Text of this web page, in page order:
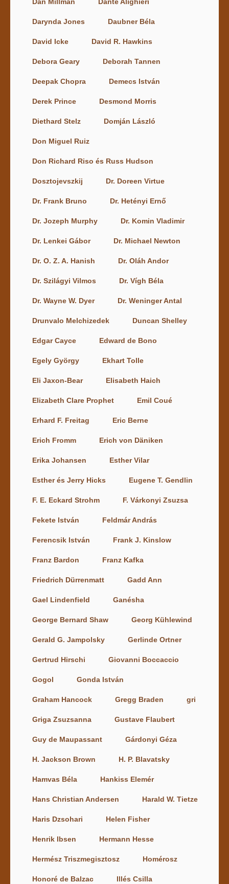
Dan Millman Dante Alighieri
Darynda Jones Daubner Béla
David Icke David R. Hawkins
Debora Geary Deborah Tannen
Deepak Chopra Demecs István
Derek Prince Desmond Morris
Diethard Stelz Domján László
Don Miguel Ruiz
Don Richard Riso és Russ Hudson
Dosztojevszkij Dr. Doreen Virtue
Dr. Frank Bruno Dr. Hetényi Ernő
Dr. Jozeph Murphy Dr. Komin Vladimir
Dr. Lenkei Gábor Dr. Michael Newton
Dr. O. Z. A. Hanish Dr. Oláh Andor
Dr. Szilágyi Vilmos Dr. Vígh Béla
Dr. Wayne W. Dyer Dr. Weninger Antal
Drunvalo Melchizedek Duncan Shelley
Edgar Cayce Edward de Bono
Egely György Ekhart Tolle
Eli Jaxon-Bear Elisabeth Haich
Elizabeth Clare Prophet Emil Coué
Erhard F. Freitag Eric Berne
Erich Fromm Erich von Däniken
Erika Johansen Esther Vilar
Esther és Jerry Hicks Eugene T. Gendlin
F. E. Eckard Strohm F. Várkonyi Zsuzsa
Fekete István Feldmár András
Ferencsik István Frank J. Kinslow
Franz Bardon Franz Kafka
Friedrich Dürrenmatt Gadd Ann
Gael Lindenfield Ganésha
George Bernard Shaw Georg Kühlewind
Gerald G. Jampolsky Gerlinde Ortner
Gertrud Hirschi Giovanni Boccaccio
Gogol Gonda István
Graham Hancock Gregg Braden gri
Griga Zsuzsanna Gustave Flaubert
Guy de Maupassant Gárdonyi Géza
H. Jackson Brown H. P. Blavatsky
Hamvas Béla Hankiss Elemér
Hans Christian Andersen Harald W. Tietze
Haris Dzsohari Helen Fisher
Henrik Ibsen Hermann Hesse
Hermész Triszmegisztosz Homérosz
Honoré de Balzac Illés Csilla